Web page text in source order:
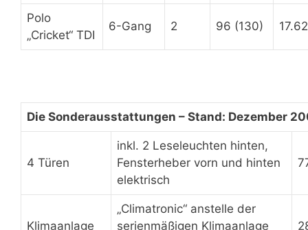
Polo
„Cricket“ TDI
6-Gang 2 96 (130)
Die Sonderausstattungen – Stand: Dezember
4 Türen
inkl. 2 Leseleuchten hinten,
Fensterheber vorn und hinten
elektrisch
Klimaanlage
„Climatronic“ anstelle der
serienmäßigen Klimaanlage